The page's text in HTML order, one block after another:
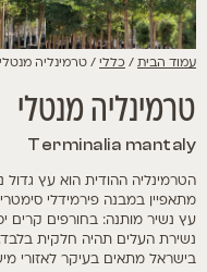
עמוד הבית/כללי/ טרמינליה מנטלי
טרמינליה מנטלי
Terminalia mantaly
הטרמינליה ההודית הוא עץ גדול
מתאפיין במבנה פירמידלי
עץ נשיר מותנה: בחורפים קרים
נשירת העלים תהיה חלקית
בישראל מתאים בעיקר לאזורי